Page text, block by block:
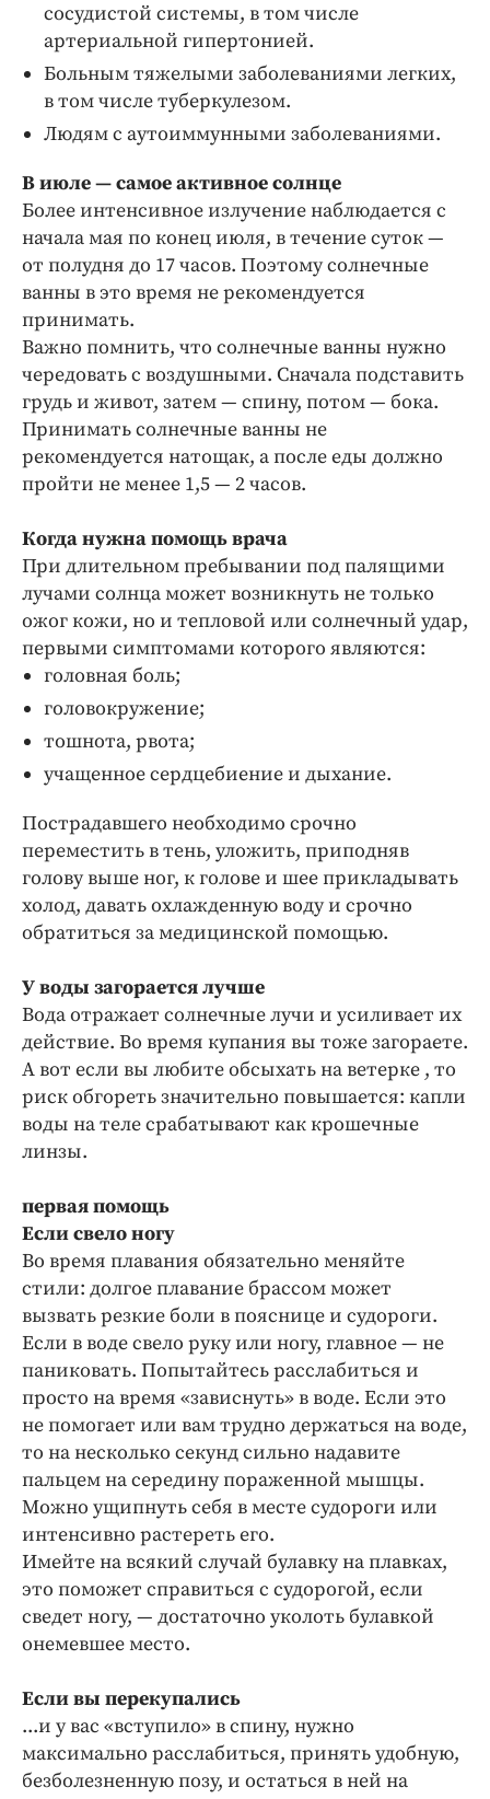
сосудистой системы, в том числе
артериальной гипертонией.
Больным тяжелыми заболеваниями легких,
в том числе туберкулезом.
Людям с аутоиммунными заболеваниями.
В июле — самое активное солнце
Более интенсивное излучение наблюдается с
начала мая по конец июля, в течение суток —
от полудня до 17 часов. Поэтому солнечные
ванны в это время не рекомендуется
принимать.
Важно помнить, что солнечные ванны нужно
чередовать с воздушными. Сначала подставить
грудь и живот, затем — спину, потом — бока.
Принимать солнечные ванны не
рекомендуется натощак, а после еды должно
пройти не менее 1,5 — 2 часов.
Когда нужна помощь врача
При длительном пребывании под палящими
лучами солнца может возникнуть не только
ожог кожи, но и тепловой или солнечный удар,
первыми симптомами которого являются:
головная боль;
головокружение;
тошнота, рвота;
учащенное сердцебиение и дыхание.
Пострадавшего необходимо срочно
переместить в тень, уложить, приподняв
голову выше ног, к голове и шее прикладывать
холод, давать охлажденную воду и срочно
обратиться за медицинской помощью.
У воды загорается лучше
Вода отражает солнечные лучи и усиливает их
действие. Во время купания вы тоже загораете.
А вот если вы любите обсыхать на ветерке , то
риск обгореть значительно повышается: капли
воды на теле срабатывают как крошечные
линзы.
первая помощь
Если свело ногу
Во время плавания обязательно меняйте
стили: долгое плавание брассом может
вызвать резкие боли в пояснице и судороги.
Если в воде свело руку или ногу, главное — не
паниковать. Попытайтесь расслабиться и
просто на время «зависнуть» в воде. Если это
не помогает или вам трудно держаться на воде,
то на несколько секунд сильно надавите
пальцем на середину пораженной мышцы.
Можно ущипнуть себя в месте судороги или
интенсивно растереть его.
Имейте на всякий случай булавку на плавках,
это поможет справиться с судорогой, если
сведет ногу, — достаточно уколоть булавкой
онемевшее место.
Если вы перекупались
...и у вас «вступило» в спину, нужно
максимально расслабиться, принять удобную,
безболезненную позу, и остаться в ней на